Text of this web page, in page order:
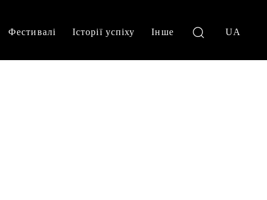
Фестивалі Історії успіху Інше UA